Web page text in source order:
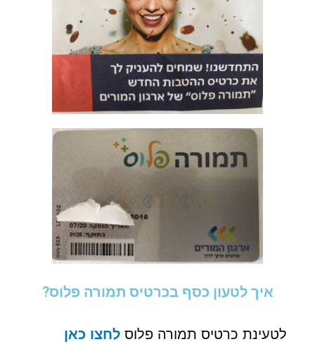
איך לטעון כסף בכרטיס תמורה פלוס?
לטעינת כרטיס תמורה פלוס לחצו כאן